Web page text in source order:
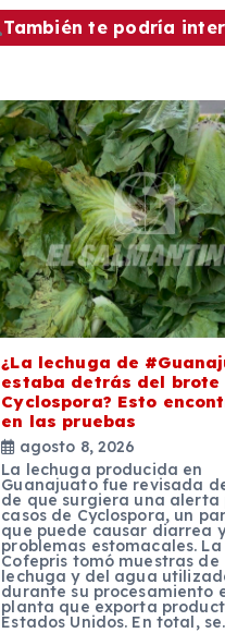
También te podría
¿La lechuga de
estaba detrás del brote
Cyclospora? Esto
en las pruebas
agosto 8, 2026
La lechuga producida en
Guanajuato fue revisada
de que surgiera una alerta
casos de Cyclospora, un
que puede causar diarrea
problemas estomacales. La
Cofepris tomó muestras de
lechuga y del agua
durante su procesamiento
planta que exporta
Estados Unidos. En total,